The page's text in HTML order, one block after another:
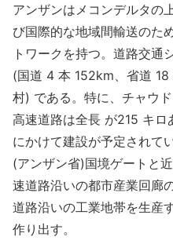
アンザンはメコンデルタの
び国際的な地域間輸送のた
トワークを持つ。道路交
(国道 4 本 152km、省道
村) である。特に、チャウ
高速道路は全長 が215 キ
にかけて建設が予定されて
(アンザン省)国境ゲートと
速道路沿いの都市産業回廊
道路沿いの工業地帯を生産
作り出す。